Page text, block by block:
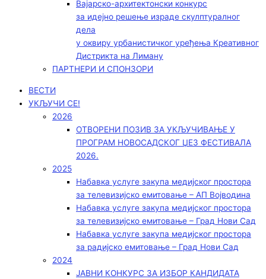
Вајарско-архитектонски конкурс
за идејно решење израде скулптуралног
дела
у оквиру урбанистичког уређења Креативног
Дистрикта на Лиману
ПАРТНЕРИ И СПОНЗОРИ
ВЕСТИ
УКЉУЧИ СЕ!
2026
ОТВОРЕНИ ПОЗИВ ЗА УКЉУЧИВАЊЕ У
ПРОГРАМ НОВОСАДСКОГ ЏЕЗ ФЕСТИВАЛА
2026.
2025
Набавка услуге закупа медијског простора
за телевизијско емитовање – АП Војводинa
Набавка услуге закупа медијског простора
за телевизијско емитовање – Град Нови Сад
Набавка услуге закупа медијског простора
за радијско емитовање – Град Нови Сад
2024
ЈАВНИ КОНКУРС ЗА ИЗБОР КАНДИДАТА